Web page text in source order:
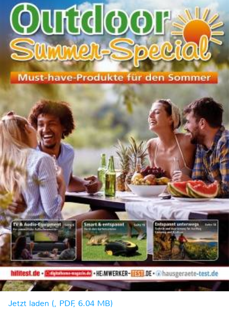
Jetzt laden (, PDF, 6.04 MB)